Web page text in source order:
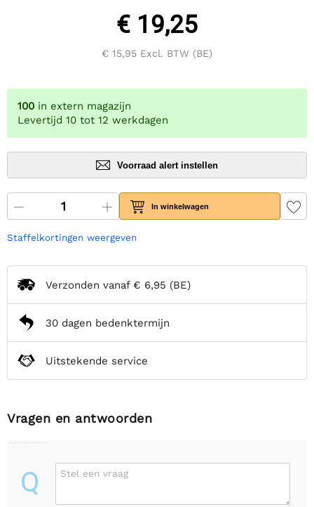
€ 19,25
€ 15,95 Excl. BTW (BE)
100 in extern magazijn
Levertijd 10 tot 12 werkdagen
Voorraad alert instellen
In winkelwagen
Staffelkortingen weergeven
Verzonden vanaf € 6,95 (BE)
30 dagen bedenktermijn
Uitstekende service
Vragen en antwoorden
Q Stel een vraag